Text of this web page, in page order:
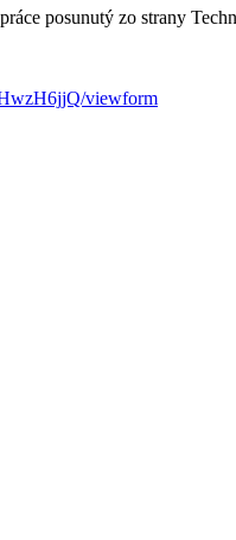
posunutý zo strany
viewform